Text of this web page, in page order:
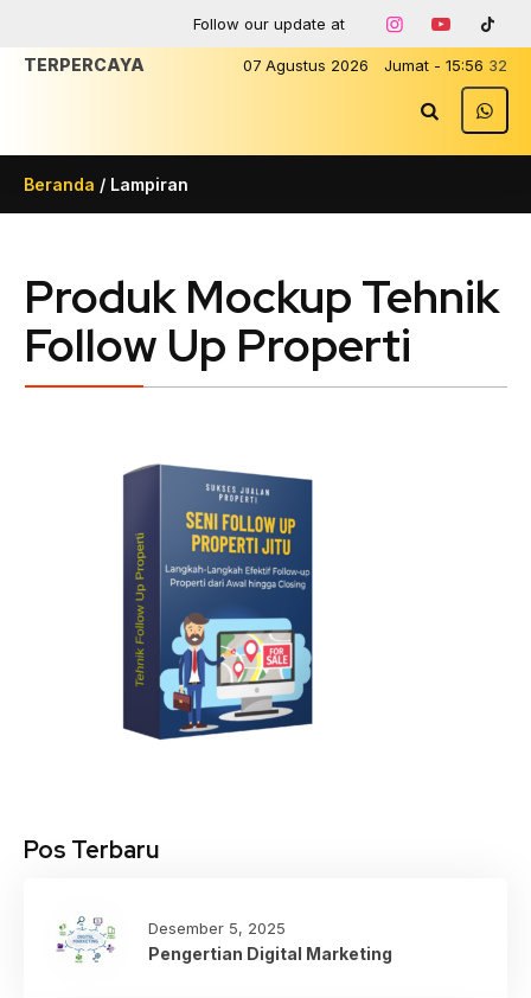
Follow our update at
07 Agustus 2026 Jumat - 15:56 32
TERPER
Beranda / Lampiran
Produk Mockup Tehnik
Follow Up Properti
Pos Terbaru
Desember 5, 2025
Pengertian Digital Marketing